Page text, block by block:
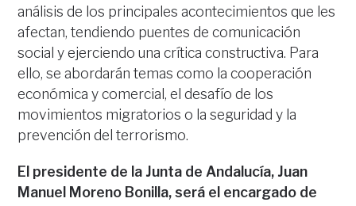
análisis de los principales acontecimientos que les
afectan, tendiendo puentes de comunicación
social y ejerciendo una crítica constructiva. Para
ello, se abordarán temas como la cooperación
económica y comercial, el desafío de los
movimientos migratorios o la seguridad y la
prevención del terrorismo.
El presidente de la Junta de Andalucía, Juan
Manuel Moreno Bonilla, será el encargado de